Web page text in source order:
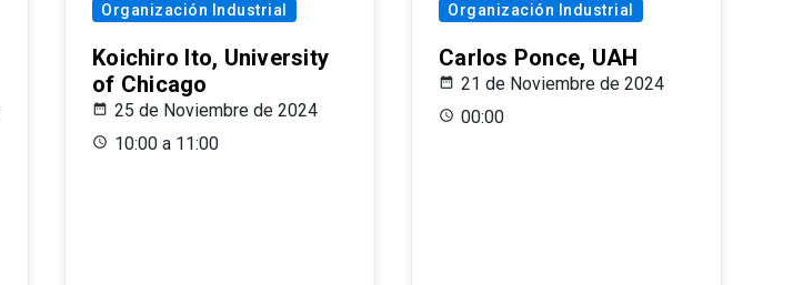
Organización Industrial
Koichiro Ito, University
of Chicago
25 de Noviembre de 2024
10:00 a 11:00
Organización Industrial
Carlos Ponce, UAH
21 de Noviembre de 2024
00:00